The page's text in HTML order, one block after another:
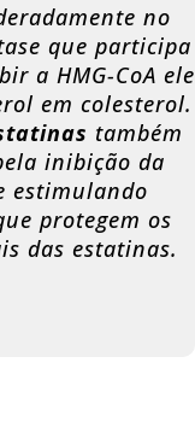
no
que participa
a HMG-CoA ele
em colesterol.
também
inibição da
estimulando
protegem os
das estatinas.